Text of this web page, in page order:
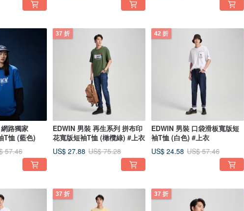
路獨家
T恤 (藍色)
57.46
37 折
EDWIN 男裝 再生系列 拼布印
花寬版短袖T恤 (橄欖綠) #上衣
US$ 27.88 US$ 75.28
42 折
EDWIN 男裝 口袋滑板寬版短
袖T恤 (白色) #上衣
US$ 24.58 US$ 57.46
37 折 37 折